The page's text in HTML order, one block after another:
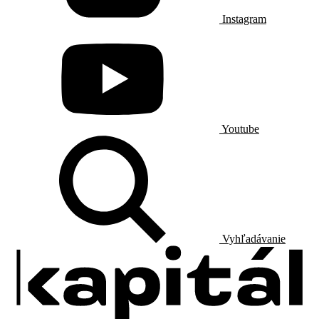
Instagram
Youtube
Vyhľadávanie